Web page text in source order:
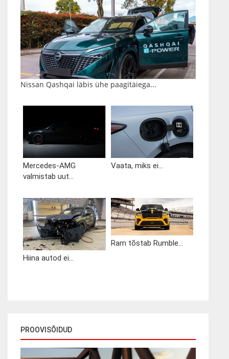
Nissan Qashqai läbis ühe paagitäiega...
Mercedes-AMG
valmistab uut...
Vaata, miks ei...
Hiina autod ei...
Ram tõstab Rumble...
PROOVISÕIDUD